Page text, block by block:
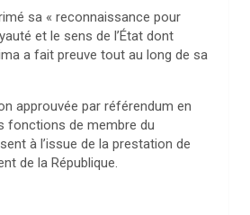
sa « reconnaissance pour
et le sens de l’État dont
a fait preuve tout au long de sa
approuvée par référendum en
fonctions de membre du
à l’issue de la prestation de
de la République.